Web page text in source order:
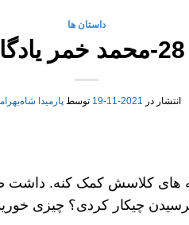
داستان ها
28-محمد خمر یادگار
انتشار در 2021-11-19 توسط پارمیدا
های کلاسش کمک کنه. داشت
پرسیدن چیکار کردی؟ چیزی